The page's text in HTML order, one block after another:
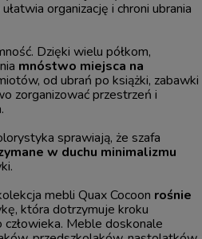
organizację i chroni ubrania
Dzięki wielu półkom,
mnóstwo miejsca na
od ubrań po książki, zabawki
zorganizować przestrzeń i
sprawiają, że szafa
w duchu minimalizmu
mebli Quax Cocoon rośnie
która dotrzymuje kroku
człowieka. Meble doskonale